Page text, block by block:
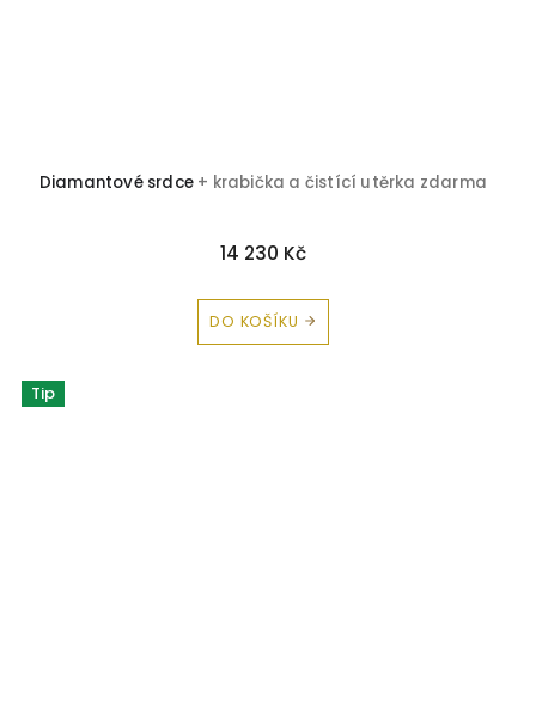
Diamantové srdce + krabička a čistící utěrka zdarma
14 230 Kč
DO KOŠÍKU
Tip